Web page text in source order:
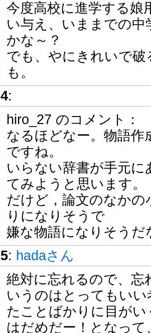
今度高校に進学する娘
い与え、いままでの
かな～？
でも、やにきれいで
も。
4:
hiro_27 のコメント：
なるほどなー。物語作
ですね。
いらない辞書が手元
てみようと思います。
だけど，論文のなかの
りになりそうで
嫌な物語になりそうだ
5: hadaさん
絶対に忘れるので、忘
いうのはとってもい
たことばかりに目が
はだめだー！となっ